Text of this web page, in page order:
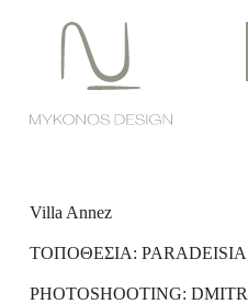
Villa Annez
ΤΟΠΟΘΕΣΙΑ:
PHOTOSHOOTING: